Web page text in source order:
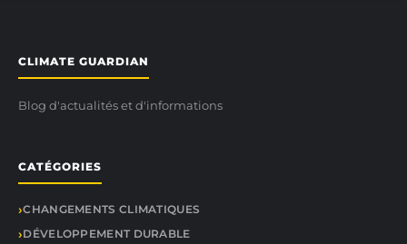
CLIMATE GUARDIAN
Blog d'actualités et d'informations
CATÉGORIES
CHANGEMENTS CLIMATIQUES
DÉVELOPPEMENT DURABLE